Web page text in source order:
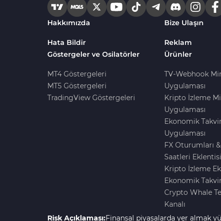
Harmonik MT4 Göstergeleri 30
Göstergeleri
MetaTrader 4 için Haber (News)
Endeks MT4 Göstergeleri
MT4 için Order Book (Emir
Kurumsal Hisse Piyasası MT4
285
Hakkımızda Bize Ulaşın
Hata Bildir Reklam
Göstergeler ve Osilatörler
MT4 Göstergeleri
MT5 Göstergeleri
TradingView Göstergeleri
Ürünler
TV-Webhook
Uygulaması
Kripto İzleme
Uygulaması
Ekonomik
Uygulaması
FX Oturumları
Saatleri Eklentisi
Kripto İzleme
Ekonomik
Crypto Whale
Kanalı
Risk Açıklaması:Finansal piyasalarda yer almak